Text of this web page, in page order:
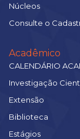
Núcleos
Consulte o
Acadêmico
CALENDÁRIO
Investigação
Extensão
Biblioteca
Estágios